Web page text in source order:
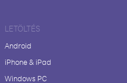
LETÖLTÉS
Android
iPhone & iPad
Windows PC